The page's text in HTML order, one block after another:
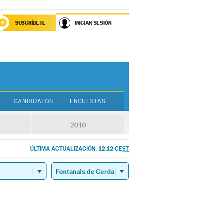
SUSCRÍBETE INICIAR SESIÓN
CANDIDATOS ENCUESTAS
2010
ÚLTIMA ACTUALIZACIÓN: 12.12 CEST